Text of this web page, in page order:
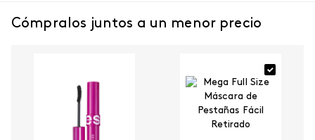
Cómpralos juntos a un menor precio